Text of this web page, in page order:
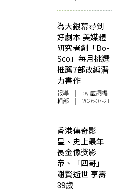
為大銀幕尋到
好劇本 美媒體
研究者創「Bo-
Sco」每月挑選
推薦7部改編潛
力書作
報導 | by 虛詞編
輯部 | 2026-07-21
香港傳奇影
星、史上最年
長金像獎影
帝、「四哥」
謝賢逝世 享壽
89歲